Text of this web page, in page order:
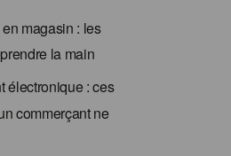
magasin : les
la main
électronique : ces
commerçant ne